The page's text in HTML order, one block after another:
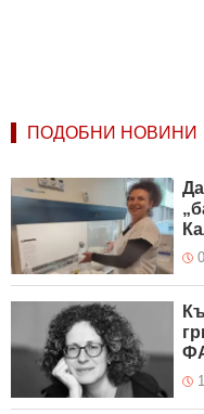
ПОДОБНИ НОВИНИ